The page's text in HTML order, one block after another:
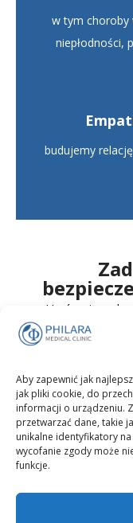
Aby zapewnić jak
jak pliki cookie, do
informacji o urządzeniu.
przetwarzać dane, takie
unikalne identyfikatory
wycofanie zgody może
funkcje.
w tym choroby
niepłodności,
budujemy
Umów się na